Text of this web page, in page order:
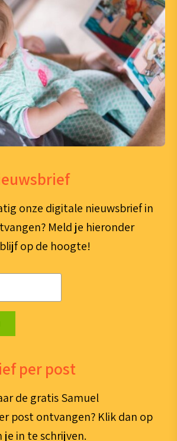
onze digitale nieuwsbrief in
Meld je hieronder
op de hoogte!
per post
de gratis Samuel
post ontvangen? Klik dan op
in te schrijven.